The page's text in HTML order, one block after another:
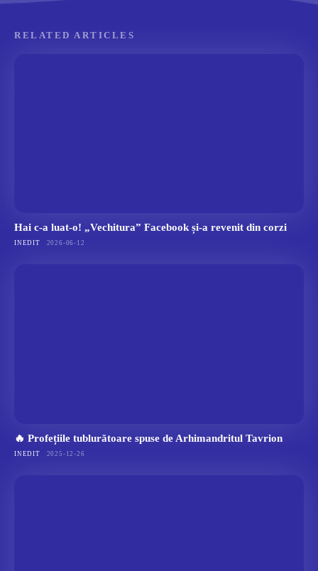
RELATED ARTICLES
Hai c-a luat-o! „Vechitura” Facebook și-a revenit din corzi
INEDIT 2026-06-12
🔥 Profețiile tublurătoare spuse de Arhimandritul Tavrion
INEDIT 2025-12-26